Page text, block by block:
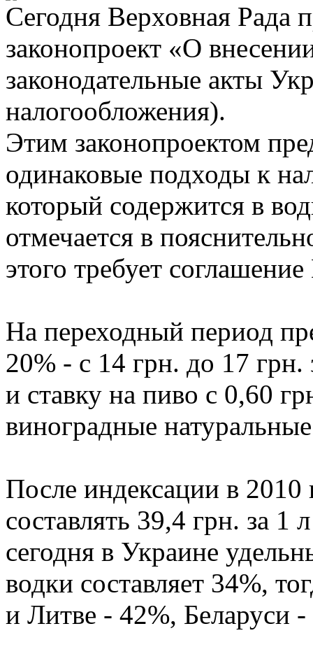
Сегодня Верховная Рада
законопроект «О
законодательные акты
налогообложения).
Этим законопроектом
одинаковые подходы к
который содержится в
отмечается в
этого требует
На переходный период
20% - с 14 грн. до 17 грн.
и ставку на пиво с 0,60
виноградные
После индексации в 2010
составлять 39,4 грн. за 1
сегодня в Украине
водки составляет 34%,
и Литве - 42%, Беларуси